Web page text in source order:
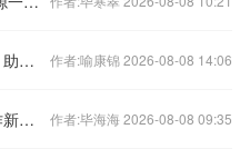
广西：精心打好法治宣传“组合拳” 助推优化法治化营商环境 作者:喻康锦 2026-08-08 14:06
桑蚕吐丝织就中国和阿塞拜疆合作新纽带 作者:毕海海 2026-08-08 09:35